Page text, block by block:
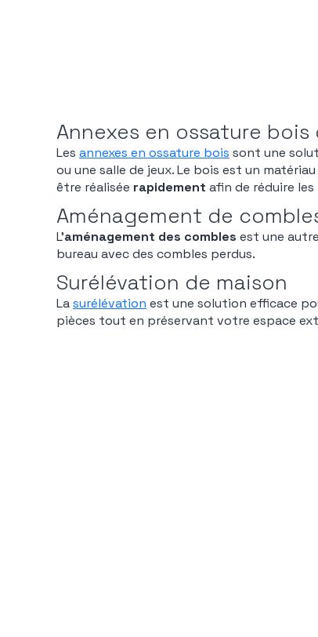
Annexes en ossature
Les annexes en ossature bois sont une
ou une salle de jeux. Le bois est un
être réalisée rapidement afin de réduire
Aménagement de
L’aménagement des combles est une
bureau avec des combles perdus.
Surélévation de maison
Lasurélévation est une solution efficace
pièces tout en préservant votre espace